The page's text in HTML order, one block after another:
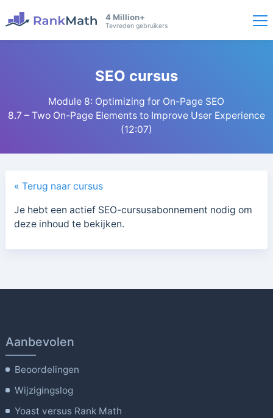
4 Million+
Tevreden gebruikers
SEO cursus
Module 8: Optimizing for On-Page SEO
8.7 – Two On-Page Elements to Improve User Experience
(12:07)
« Terug naar cursus
Je hebt een actief SEO-cursusabonnement nodig om
deze inhoud te bekijken.
Aanbevolen
Beoordelingen
Wijzigingslog
Yoast versus Rank Math